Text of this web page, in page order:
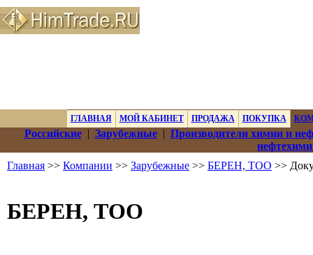
ГЛАВНАЯ МОЙ КАБИНЕТ ПРОДАЖА ПОКУПКА
Российские| Зарубежные| Производители химии и
Главная >> Компании >> Зарубежные >> БЕРЕН, ТОО >>
БЕРЕН, ТОО